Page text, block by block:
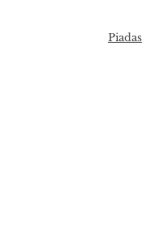
Piadas